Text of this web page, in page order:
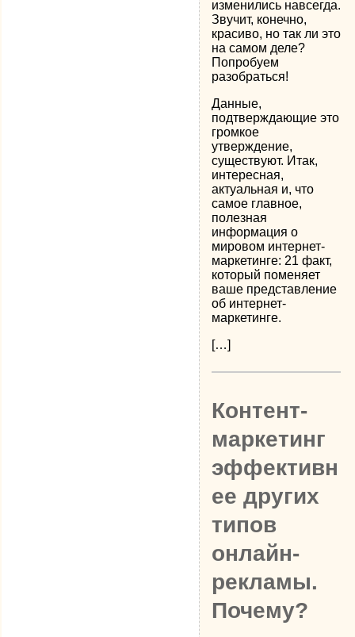
изменились навсегда.
Звучит, конечно,
красиво, но так ли это
на самом деле?
Попробуем
разобраться!
Данные,
подтверждающие это
громкое
утверждение,
существуют. Итак,
интересная,
актуальная и, что
самое главное,
полезная
информация о
мировом интернет-
маркетинге: 21 факт,
который поменяет
ваше представление
об интернет-
маркетинге.
[…]
Контент-
маркетинг
эффективн
ее других
типов
онлайн-
рекламы.
Почему?